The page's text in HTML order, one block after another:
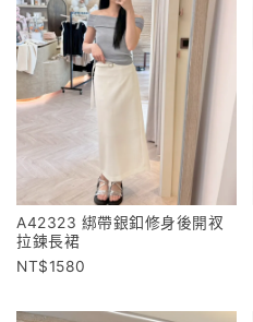
A42323 綁帶銀釦修身後開衩
拉鍊長裙
1580